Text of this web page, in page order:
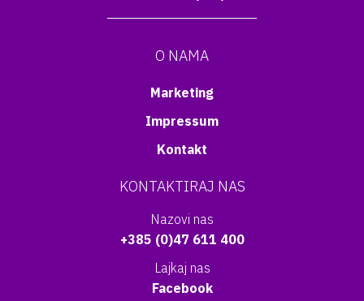
O NAMA
Marketing
Impressum
Kontakt
KONTAKTIRAJ NAS
Nazovi nas
+385 (0)47 611 400
Lajkaj nas
Facebook